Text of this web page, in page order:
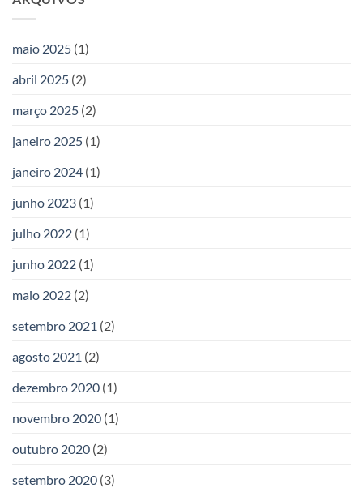
maio 2025 (1)
abril 2025 (2)
março 2025 (2)
janeiro 2025 (1)
janeiro 2024 (1)
junho 2023 (1)
julho 2022 (1)
junho 2022 (1)
maio 2022 (2)
setembro 2021 (2)
agosto 2021 (2)
dezembro 2020 (1)
novembro 2020 (1)
outubro 2020 (2)
setembro 2020 (3)